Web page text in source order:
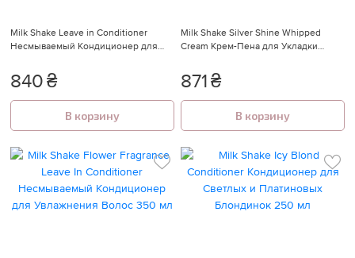
Milk Shake Leave in Conditioner
Несмываемый Кондиционер для
840₴
В корзину
Milk Shake Silver Shine Whipped
Cream Крем-Пена для Укладки
871₴
В корзину